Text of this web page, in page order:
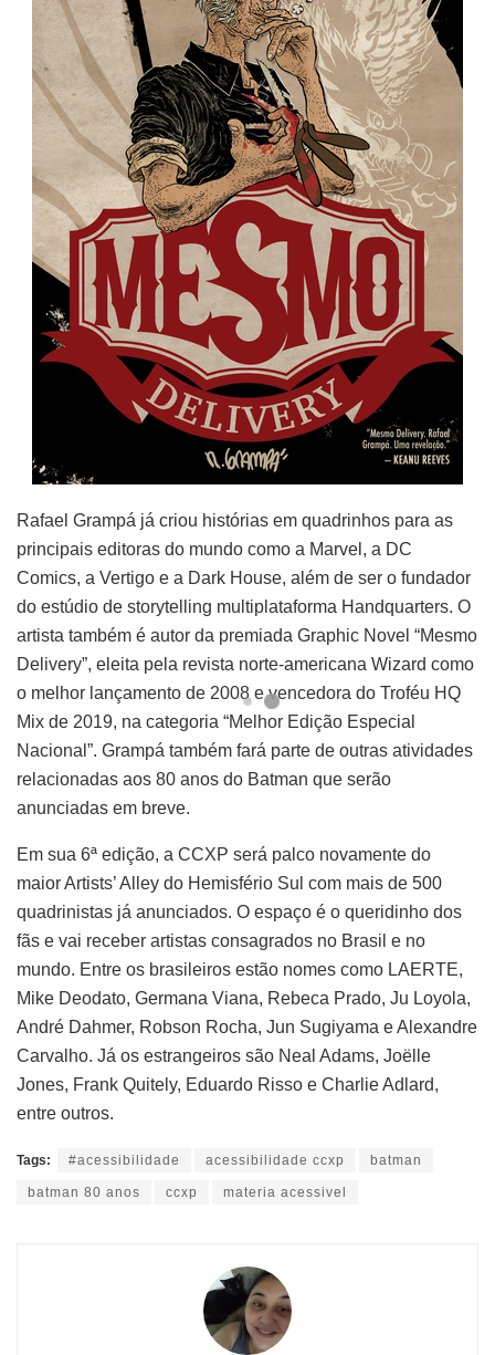
Rafael Grampá já criou histórias em quadrinhos para as
principais editoras do mundo como a Marvel, a DC
Comics, a Vertigo e a Dark House, além de ser o fundador
do estúdio de storytelling multiplataforma Handquarters. O
artista também é autor da premiada Graphic Novel “Mesmo
Delivery”, eleita pela revista norte-americana Wizard como
o melhor lançamento de 2008 e vencedora do Troféu HQ
Mix de 2019, na categoria “Melhor Edição Especial
Nacional”. Grampá também fará parte de outras atividades
relacionadas aos 80 anos do Batman que serão
anunciadas em breve.
Em sua 6ª edição, a CCXP será palco novamente do
maior Artists’ Alley do Hemisfério Sul com mais de 500
quadrinistas já anunciados. O espaço é o queridinho dos
fãs e vai receber artistas consagrados no Brasil e no
mundo. Entre os brasileiros estão nomes como LAERTE,
Mike Deodato, Germana Viana, Rebeca Prado, Ju Loyola,
André Dahmer, Robson Rocha, Jun Sugiyama e Alexandre
Carvalho. Já os estrangeiros são Neal Adams, Joëlle
Jones, Frank Quitely, Eduardo Risso e Charlie Adlard,
entre outros.
Tags: #acessibilidade acessibilidade ccxp batman
batman 80 anos ccxp materia acessivel